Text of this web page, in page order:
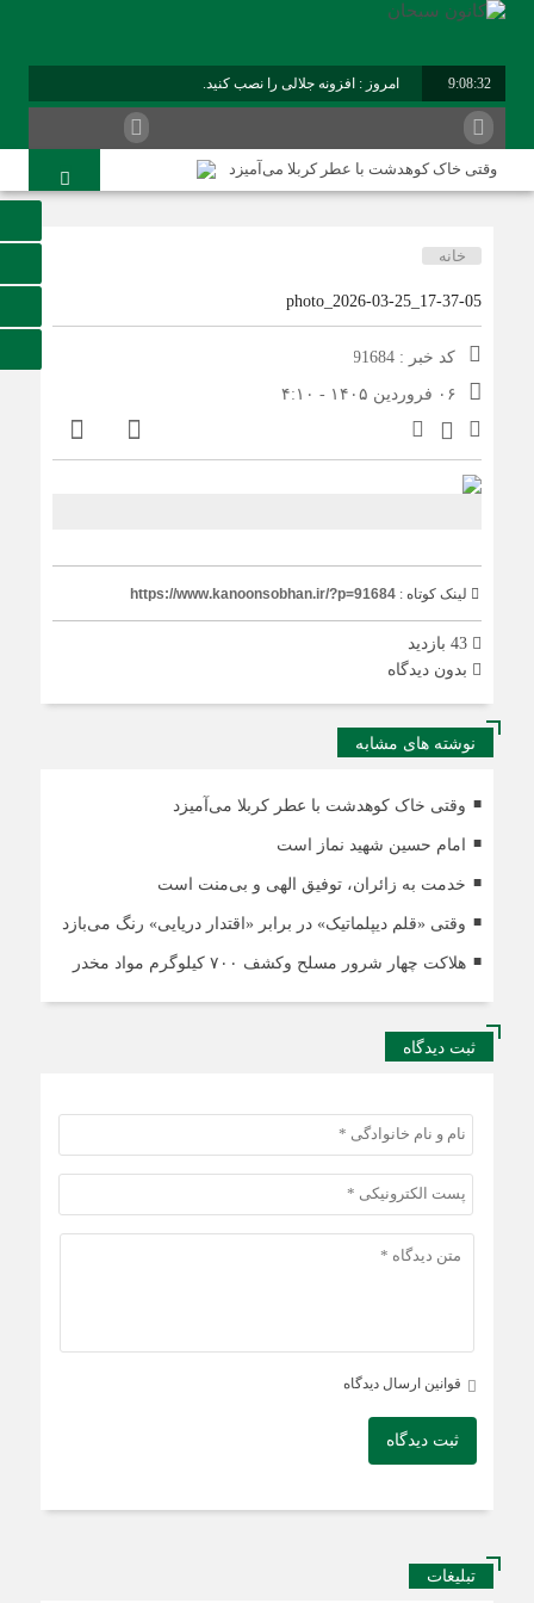
9:08:32 امروز : افزونه جلالی را نصب کنید.
وقتی خاک کوهدشت با عطر کربلا می‌آمیزد
هلاکت چهار شرور مسلح وکشف ۷۰۰ کیلوگرم مواد مخدر
شورای پیشگیری از وقوع جرم کوهدشت برگزار شد
سوداگران مرگ در تور اطلاعاتی عملیاتی تکاوران فراجا
کوهدشت در آستانه اربعین؛ از آمادگی زیرساختی تا آمادگی
مردمی
تحول در زیرساخت‌های جاده‌ای کوهدشت برای تسهیل تردد
خانه
photo_2026-03-25_17-37-05
کد خبر : 91684
۰۶ فروردین ۱۴۰۵ - ۴:۱۰
لینک کوتاه : https://www.kanoonsobhan.ir/?p=91684
بدون دیدگاه
نوشته های مشابه
وقتی خاک کوهدشت با عطر کربلا می‌آمیزد
امام حسین شهید نماز است
خدمت به زائران، توفیق الهی و بی‌منت است
وقتی «قلم دیپلماتیک» در برابر «اقتدار دریایی» رنگ می‌بازد
هلاکت چهار شرور مسلح وکشف ۷۰۰ کیلوگرم مواد مخدر
ثبت دیدگاه
قوانین ارسال دیدگاه
ثبت دیدگاه
تبلیغات